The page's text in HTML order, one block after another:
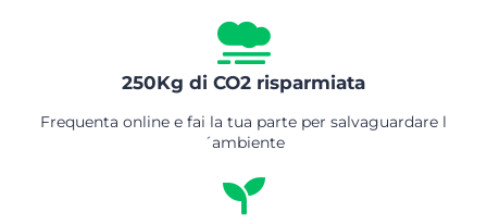
250Kg di CO2 risparmiata
Frequenta online e fai la tua parte per salvaguardare l
´ambiente